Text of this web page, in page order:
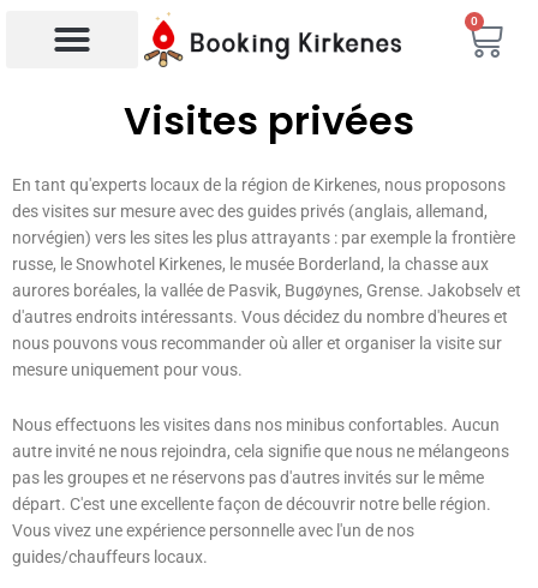
0
Visites privées
En tant qu'experts locaux de la région de Kirkenes, nous proposons
des visites sur mesure avec des guides privés (anglais, allemand,
norvégien) vers les sites les plus attrayants : par exemple la frontière
russe, le Snowhotel Kirkenes, le musée Borderland, la chasse aux
aurores boréales, la vallée de Pasvik, Bugøynes, Grense. Jakobselv et
d'autres endroits intéressants. Vous décidez du nombre d'heures et
nous pouvons vous recommander où aller et organiser la visite sur
mesure uniquement pour vous.
Nous effectuons les visites dans nos minibus confortables. Aucun
autre invité ne nous rejoindra, cela signifie que nous ne mélangeons
pas les groupes et ne réservons pas d'autres invités sur le même
départ. C'est une excellente façon de découvrir notre belle région.
Vous vivez une expérience personnelle avec l'un de nos
guides/chauffeurs locaux.